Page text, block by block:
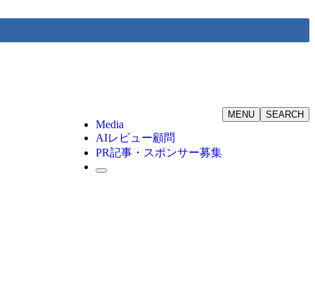
Media
AIレビュー顧問
PR記事・スポンサー募集
SEARCH
MENU